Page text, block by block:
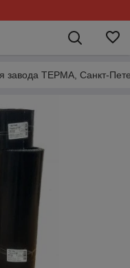
завода ТЕРМА, Санкт-